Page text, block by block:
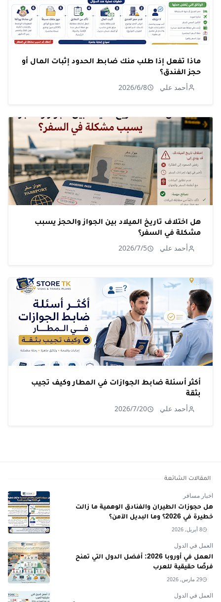
ماذا تفعل إذا طلب منك ضابط الحدود إثبات المال أو
حجز الفندق؟
أحمد علي 2026/6/8
هل اختلاف تاريخ الميلاد بين الجواز والحجز يسبب
مشكلة في السفر؟
أحمد علي 2026/7/5
أكثر أسئلة ضابط الجوازات في المطار وكيف تجيب
بثقة
أحمد علي 2026/7/20
المقالات الشائعة
اخبار مسافر
هل حجوزات الطيران والفنادق الوهمية ما زالت
خطيرة في 2026؟ وما البديل الآمن؟
8 أبريل, 2026
العمل في الدول
العمل في أوروبا 2026: أفضل الدول التي تمنح
فرصًا حقيقية للعرب
29 مارس, 2026
العمل في الدول